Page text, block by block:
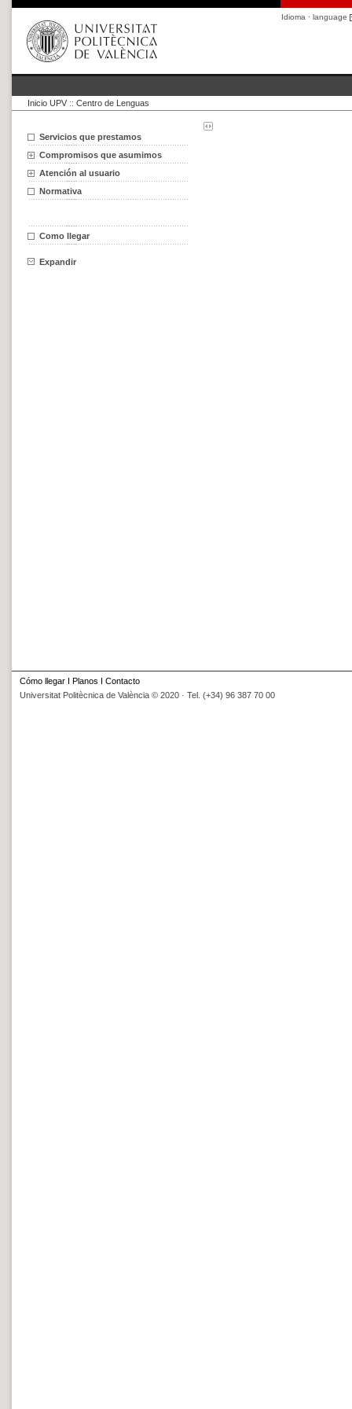
Idioma · language
Inicio UPV :: Centro de Lenguas
Servicios que prestamos
Compromisos que asumimos
Atención al usuario
Normativa
Como llegar
Expandir
Cómo llegar I Planos I Contacto
Universitat Politècnica de València © 2020 · Tel. (+34) 96 387 70 00